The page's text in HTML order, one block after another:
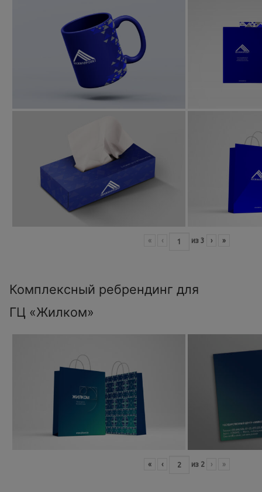
« ‹ из 3 › »
Комплексный ребрендинг для
ГЦ «Жилком»
« ‹ из 2 › »